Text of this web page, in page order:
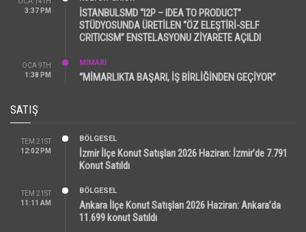
3:37 PM
İSTANBULSMD “I2P – IDEA TO PRODUCT”
STÜDYOSUNDA ÜRETİLEN “ÖZ ELEŞTİRİ-SELF
CRITICISM” ENSTELASYONU ZİYARETE AÇILDI
OCA 9TH
1:38 PM
MİMARİ
“MİMARLIKTA BAŞARI, İŞ BİRLİĞİNDEN GEÇİYOR”
SATIŞ
TEM 21ST
12:02 PM
BÖLGESEL
İzmir İlçe Konut Satışları 2026 Haziran: İzmir’de 7.791
Konut Satıldı
TEM 21ST
11:11 AM
BÖLGESEL
Ankara İlçe Konut Satışları 2026 Haziran: Ankara’da
11.699 konut Satıldı